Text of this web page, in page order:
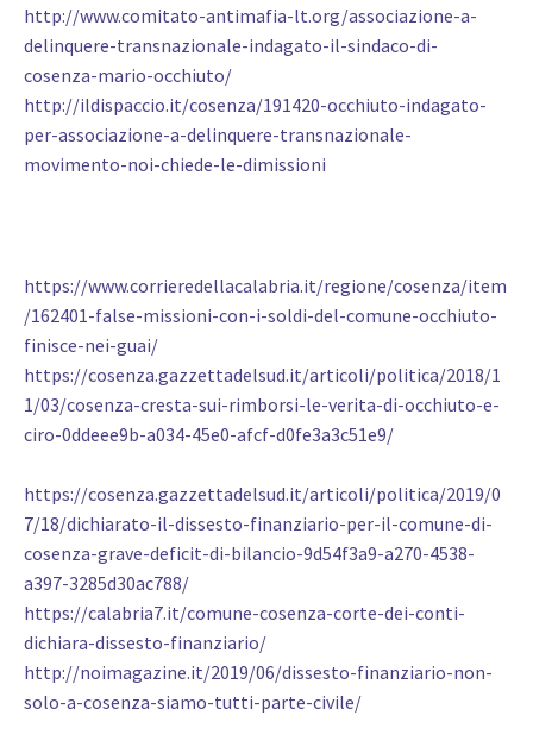
http://www.comitato-antimafia-lt.org/associazione-a-
delinquere-transnazionale-indagato-il-sindaco-di-
cosenza-mario-occhiuto/
http://ildispaccio.it/cosenza/191420-occhiuto-indagato-
per-associazione-a-delinquere-transnazionale-
movimento-noi-chiede-le-dimissioni
https://www.corrieredellacalabria.it/regione/cosenza/item
/162401-false-missioni-con-i-soldi-del-comune-occhiuto-
finisce-nei-guai/
https://cosenza.gazzettadelsud.it/articoli/politica/2018/1
1/03/cosenza-cresta-sui-rimborsi-le-verita-di-occhiuto-e-
ciro-0ddeee9b-a034-45e0-afcf-d0fe3a3c51e9/
https://cosenza.gazzettadelsud.it/articoli/politica/2019/0
7/18/dichiarato-il-dissesto-finanziario-per-il-comune-di-
cosenza-grave-deficit-di-bilancio-9d54f3a9-a270-4538-
a397-3285d30ac788/
https://calabria7.it/comune-cosenza-corte-dei-conti-
dichiara-dissesto-finanziario/
http://noimagazine.it/2019/06/dissesto-finanziario-non-
solo-a-cosenza-siamo-tutti-parte-civile/